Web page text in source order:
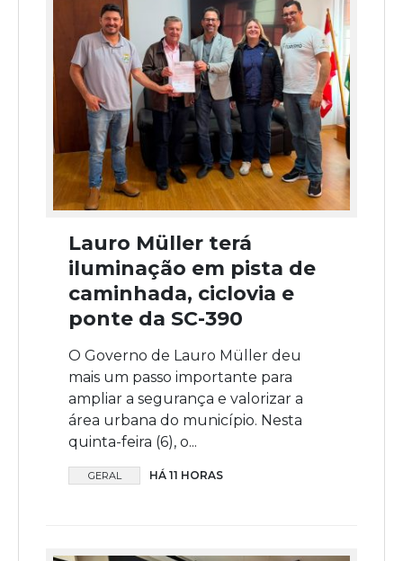
Lauro Müller terá
iluminação em pista de
caminhada, ciclovia e
ponte da SC-390
O Governo de Lauro Müller deu
mais um passo importante para
ampliar a segurança e valorizar a
área urbana do município. Nesta
quinta-feira (6), o...
GERAL HÁ 11 HORAS